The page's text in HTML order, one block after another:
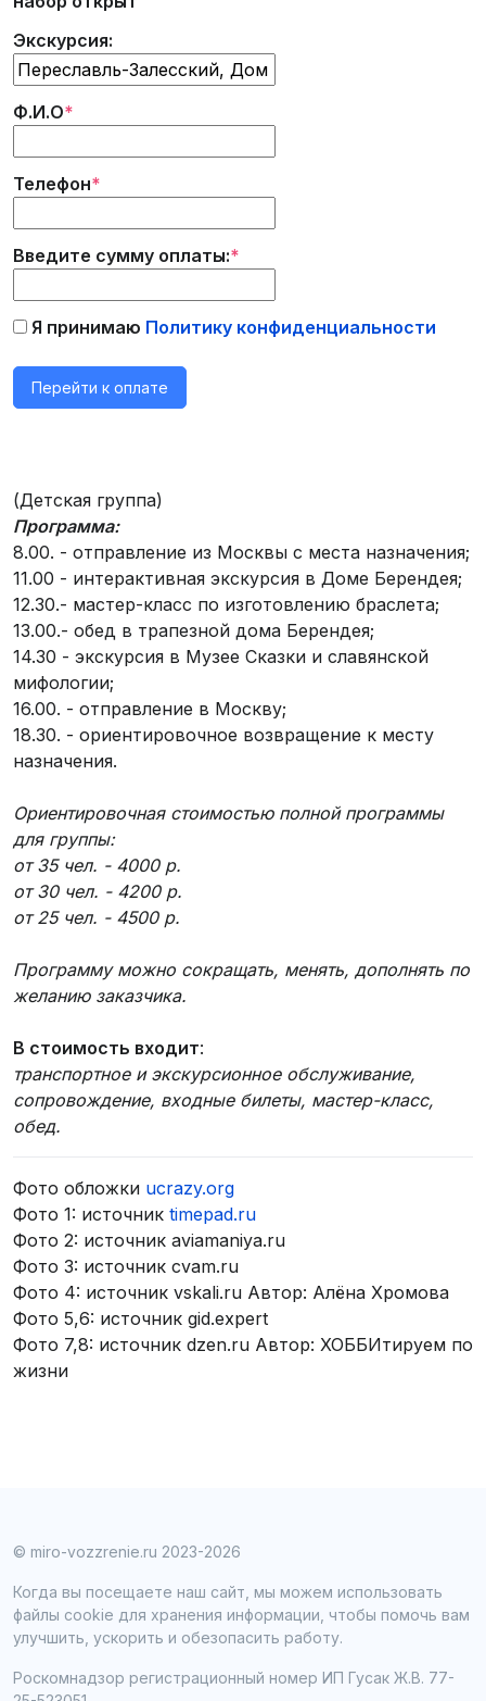
Экскурсия:
Ф.И.О*
Телефон*
Введите сумму оплаты:*
Я принимаю Политику конфиденциальности
(Детская группа)
Программа:
8.00. - отправление из Москвы с места назначения;
11.00 - интерактивная экскурсия в Доме Берендея;
12.30.- мастер-класс по изготовлению браслета;
13.00.- обед в трапезной дома Берендея;
14.30 - экскурсия в Музее Сказки и славянской
мифологии;
16.00. - отправление в Москву;
18.30. - ориентировочное возвращение к месту
назначения.
Ориентировочная стоимостью полной программы
для группы:
от 35 чел. - 4000 р.
от 30 чел. - 4200 р.
от 25 чел. - 4500 р.
Программу можно сокращать, менять, дополнять по
желанию заказчика.
В стоимость входит:
транспортное и экскурсионное обслуживание,
сопровождение, входные билеты, мастер-класс,
обед.
Фото обложки ucrazy.org
Фото 1: источник timepad.ru
Фото 2: источник aviamaniya.ru
Фото 3: источник cvam.ru
Фото 4: источник vskali.ru Автор: Алёна Хромова
Фото 5,6: источник gid.expert
Фото 7,8: источник dzen.ru Автор: ХОББИтируем по
жизни
© miro-vozzrenie.ru 2023-2026
Когда вы посещаете наш сайт, мы можем использовать
файлы cookie для хранения информации, чтобы помочь вам
улучшить, ускорить и обезопасить работу.
Роскомнадзор регистрационный номер ИП Гусак Ж.В. 77-